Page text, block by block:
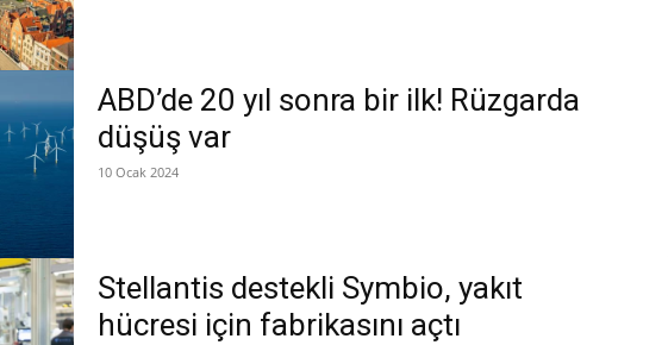
ABD’de 20 yıl sonra bir ilk! Rüzgarda
düşüş var
10 Ocak 2024
Stellantis destekli Symbio, yakıt
hücresi için fabrikasını açtı